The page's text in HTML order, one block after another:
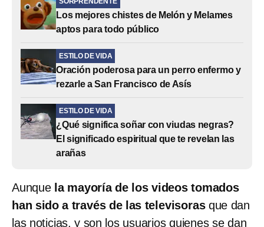
Los mejores chistes de Melón y Melames
aptos para todo público
ESTILO DE VIDA
Oración poderosa para un perro enfermo y
rezarle a San Francisco de Asís
ESTILO DE VIDA
¿Qué significa soñar con viudas negras?
El significado espiritual que te revelan las
arañas
Aunquela mayoría de los videos tomados
han sido a través de las televisorasque dan
las noticias, y son los usuarios quienes se dan